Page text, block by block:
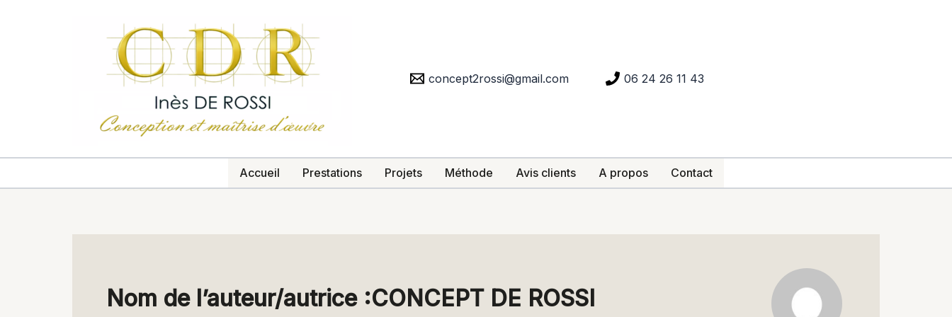
concept2rossi@gmail.com 06 24 26 11 43
Accueil Prestations Projets Méthode Avis clients A propos Contact
Nom de l’auteur/autrice :CONCEPT DE ROSSI